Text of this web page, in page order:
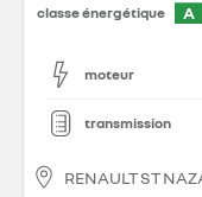
classe énergétique
A
moteur
transmission
RENAULT ST